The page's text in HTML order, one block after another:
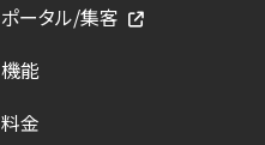
ポータル/集客
機能
料金